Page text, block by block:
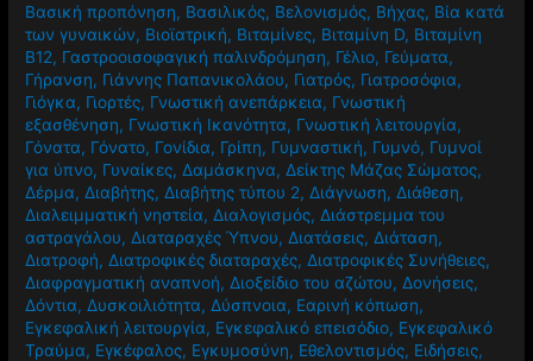
Βασική προπόνηση, Βασιλικός, Βελονισμός, Βήχας, Βία κατά
των γυναικών, Βιοϊατρική, Βιταμίνες, Βιταμίνη D, Βιταμίνη
Β12, Γαστροοισοφαγική παλινδρόμηση, Γέλιο, Γεύματα,
Γήρανση, Γιάννης Παπανικολάου, Γιατρός, Γιατροσόφια,
Γιόγκα, Γιορτές, Γνωστική ανεπάρκεια, Γνωστική
εξασθένηση, Γνωστική Ικανότητα, Γνωστική λειτουργία,
Γόνατα, Γόνατο, Γονίδια, Γρίπη, Γυμναστική, Γυμνό, Γυμνοί
για ύπνο, Γυναίκες, Δαμάσκηνα, Δείκτης Μάζας Σώματος,
Δέρμα, Διαβήτης, Διαβήτης τύπου 2, Διάγνωση, Διάθεση,
Διαλειμματική νηστεία, Διαλογισμός, Διάστρεμμα του
αστραγάλου, Διαταραχές Ύπνου, Διατάσεις, Διάταση,
Διατροφή, Διατροφικές διαταραχές, Διατροφικές Συνήθειες,
Διαφραγματική αναπνοή, Διοξείδιο του αζώτου, Δονήσεις,
Δόντια, Δυσκοιλιότητα, Δύσπνοια, Εαρινή κόπωση,
Εγκεφαλική λειτουργία, Εγκεφαλικό επεισόδιο, Εγκεφαλικό
Τραύμα, Εγκέφαλος, Εγκυμοσύνη, Εθελοντισμός, Ειδήσεις,